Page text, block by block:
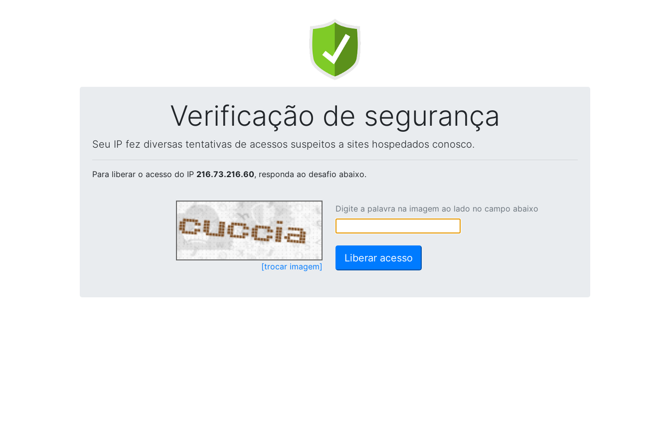
Verificação de segurança
Seu IP fez diversas tentativas de acessos suspeitos a sites hospedados conosco.
Para liberar o acesso do IP 216.73.216.60, responda ao desafio abaixo.
[trocar imagem]
Digite a palavra na imagem ao lado no campo abaixo